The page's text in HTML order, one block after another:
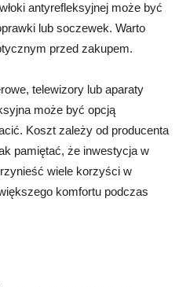
antyrefleksyjnej może być
lub soczewek. Warto
przed zakupem.
telewizory lub aparaty
może być opcją
Koszt zależy od producenta
pamiętać, że inwestycja w
wiele korzyści w
komfortu podczas